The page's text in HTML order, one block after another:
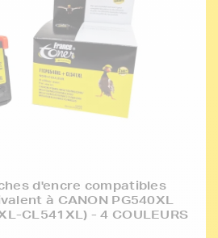
d'encre compatibles
à CANON PG540XL
CL541XL) - 4 COULEURS